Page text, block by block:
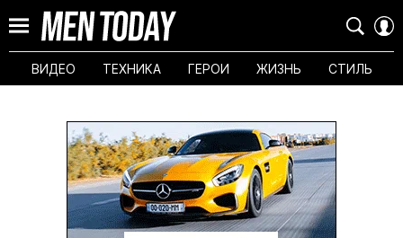
ВИДЕО ТЕХНИКА ГЕРОИ ЖИЗНЬ СТИЛЬ